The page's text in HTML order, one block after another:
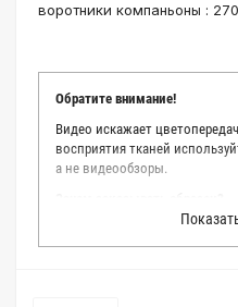
воротники компаньоны :
Обратите внимание!
Видео искажает
восприятия тканей
а не видеообзоры.
Мы делаем все возможное,
ткани из нашего каталога.